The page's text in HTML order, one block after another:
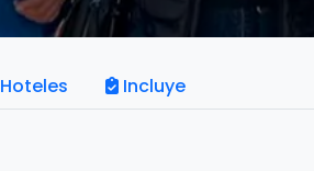
Hoteles Incluye